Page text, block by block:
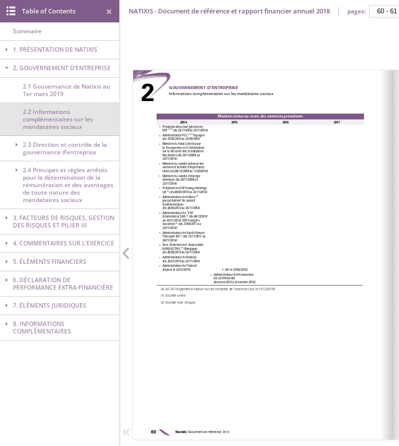
NATIXIS - Document de référence et rapport financier annuel 2018 pages:
Table of Contents
Sommaire
1. PRÉSENTATION DE NATIXIS
2. GOUVERNEMENT D’ENTREPRISE
2.1 Gouvernance de Natixis au
1er mars 2019
2.2 Informations
complémentaires sur les
mandataires sociaux
2.3 Direction et contrôle de la
gouvernance d’entreprise
2.4 Principes et règles arrêtés
pour la détermination de la
rémunération et des avantages
de toute nature des
mandataires sociaux
3. FACTEURS DE RISQUES, GESTION
DES RISQUES ET PILIER III
4. COMMENTAIRES SUR L’EXERCICE
5. ÉLÉMENTS FINANCIERS
6. DÉCLARATION DE
PERFORMANCE EXTRA-FINANCIÈRE
7. ÉLÉMENTS JURIDIQUES
8. INFORMATIONS
COMPLÉMENTAIRES